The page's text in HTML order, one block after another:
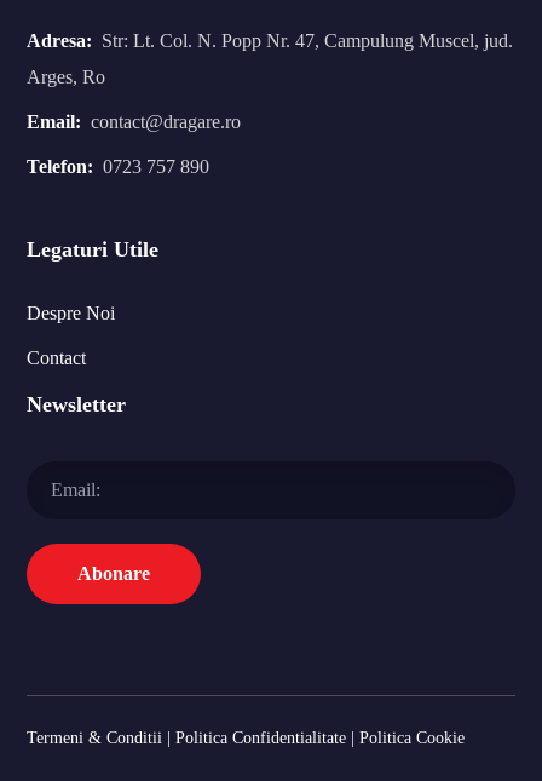
Adresa: Str: Lt. Col. N. Popp Nr. 47, Campulung Muscel, jud.
Arges, Ro
Email: contact@dragare.ro
Telefon: 0723 757 890
Legaturi Utile
Despre Noi
Contact
Newsletter
Termeni & Conditii |Politica Confidentialitate |Politica Cookie